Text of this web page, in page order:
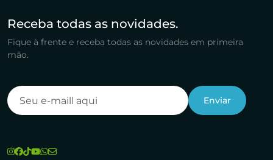
Receba todas as novidades.
Fique à frente e receba todas as novidades em primeira
mão.